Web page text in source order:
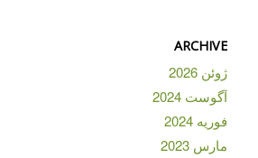
ARCHIVE
ژوئن 2026
آگوست 2024
فوریه 2024
مارس 2023